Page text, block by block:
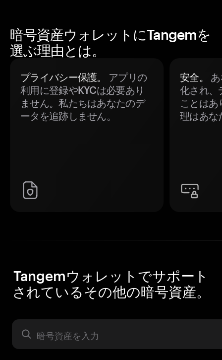
暗号資産ウォレットにTangemを
選ぶ理由とは。
プライバシー保護。
アプリの
利用に登録やKYCは必要あり
ません。私たちはあなたのデ
ータを追跡しません。
安全。
化され、
ことはあ
理はあな
Tangemウォレットでサポート
されているその他の暗号資産。
暗号資産